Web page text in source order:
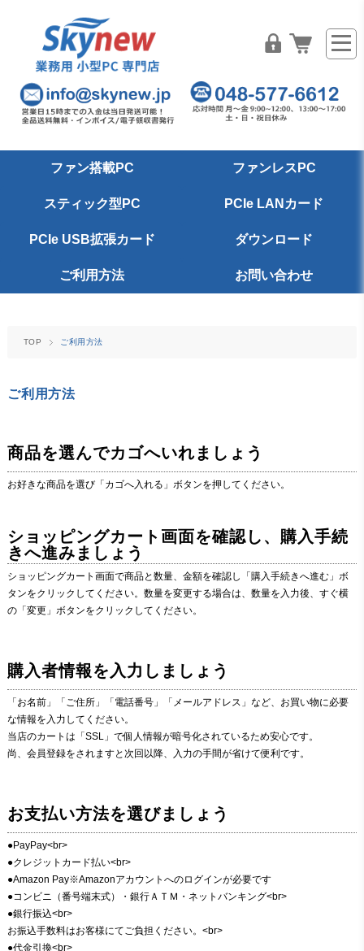
ファン搭載PC ファンレスPC
スティック型PC PCIe LANカード
PCIe USB拡張カード ダウンロード
ご利用方法 お問い合わせ
TOP ご利用方法
ご利用方法
商品を選んでカゴへいれましょう
お好きな商品を選び「カゴへ入れる」ボタンを押してください。
ショッピングカート画面を確認し、購入手続
きへ進みましょう
ショッピングカート画面で商品と数量、金額を確認し「購入手続きへ進む」ボ
タンをクリックしてください。数量を変更する場合は、数量を入力後、すぐ横
の「変更」ボタンをクリックしてください。
購入者情報を入力しましょう
「お名前」「ご住所」「電話番号」「メールアドレス」など、お買い物に必要
な情報を入力してください。
当店のカートは「SSL」で個人情報が暗号化されているため安心です。
尚、会員登録をされますと次回以降、入力の手間が省けて便利です。
お支払い方法を選びましょう
●PayPay<br>
●クレジットカード払い<br>
●Amazon Pay※Amazonアカウントへのログインが必要です
●コンビニ（番号端末式）・銀行ＡＴＭ・ネットバンキング<br>
●銀行振込<br>
お振込手数料はお客様にてご負担ください。<br>
●代金引換<br>